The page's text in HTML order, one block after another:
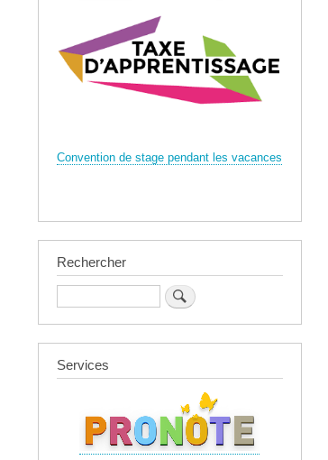
Convention de stage pendant les vacances
Rechercher
Services